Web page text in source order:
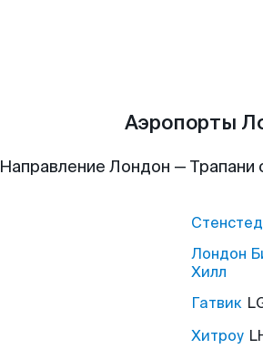
Аэропорты
Направление Лондон —
Стенстед
Лондон
Хилл
Гатвик
Хитроу